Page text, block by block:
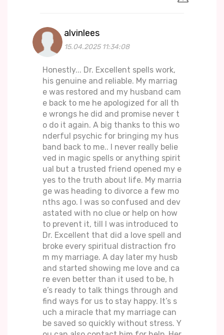
alvinlees
15.04.2025 11:34:08
Honestly... Dr. Excellent spells work,
his genuine and reliable. My marriag
e was restored and my husband cam
e back to me he apologized for all th
e wrongs he did and promise never t
o do it again. A big thanks to this wo
nderful psychic for bringing my hus
band back to me.. I never really belie
ved in magic spells or anything spirit
ual but a trusted friend opened my e
yes to the truth about life. My marria
ge was heading to divorce a few mo
nths ago. I was so confused and dev
astated with no clue or help on how
to prevent it, till I was introduced to
Dr. Excellent that did a love spell and
broke every spiritual distraction fro
m my marriage. A day later my husb
and started showing me love and ca
re even better than it used to be, h
e’s ready to talk things through and
find ways for us to stay happy. It’s s
uch a miracle that my marriage can
be saved so quickly without stress. Y